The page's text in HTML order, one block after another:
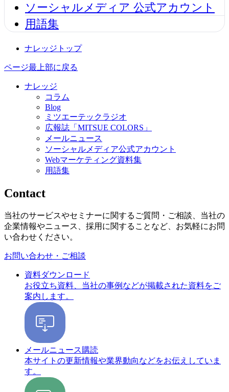
ソーシャルメディア 公式アカウント
用語集
ナレッジトップ
ページ最上部に戻る
ナレッジ
コラム
Blog
ミツエーテックラジオ
広報誌「MITSUE COLORS」
メールニュース
ソーシャルメディア公式アカウント
Webマーケティング資料集
用語集
Contact
当社のサービスやセミナーに関するご質問・ご相談、当社の
企業情報やニュース、採用に関することなど、お気軽にお問
い合わせください。
お問い合わせ・ご相談
資料ダウンロード
お役立ち資料、当社の事例などが掲載された資料をご
案内します。
メールニュース購読
本サイトの更新情報や業界動向などをお伝えしていま
す。